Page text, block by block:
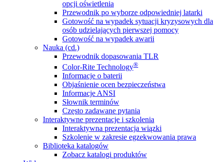
opcji oświetlenia
Przewodnik po wyborze odpowiedniej latarki
Gotowość na wypadek sytuacji kryzysowych dla
osób udzielających pierwszej pomocy
Gotowość na wypadek awarii
Nauka (cd.)
Przewodnik dopasowania TLR
Color-Rite Technology®
Informacje o baterii
Objaśnienie ocen bezpieczeństwa
Informacje ANSI
Słownik terminów
Często zadawane pytania
Interaktywne prezentacje i szkolenia
Interaktywna prezentacja wiązki
Szkolenie w zakresie egzekwowania prawa
Biblioteka katalogów
Zobacz katalogi produktów